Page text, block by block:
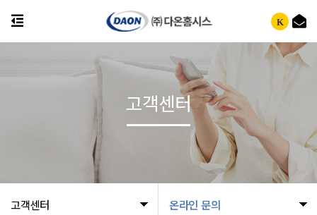
K
고객센터 온라인 문의
고객센터